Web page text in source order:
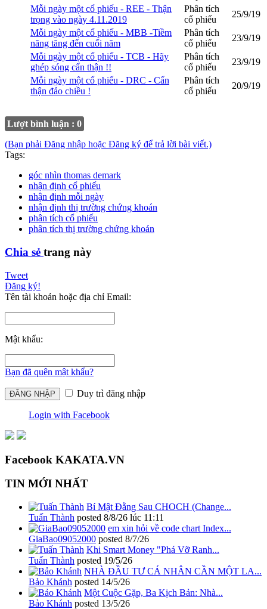
Mỗi ngày một cổ phiếu - REE - Thận
trọng vào ngày 4.11.2019
Phân tích
cổ phiếu
25/9/19
Mỗi ngày một cổ phiếu - MBB -Tiềm
năng tăng đến cuối năm
Phân tích
cổ phiếu
23/9/19
Mỗi ngày một cổ phiếu - TCB - Hãy
ghép sóng cẩn thận !!
Phân tích
cổ phiếu
23/9/19
Mỗi ngày một cổ phiếu - DRC - Cẩn
thận đảo chiều !
Phân tích
cổ phiếu
20/9/19
Lượt bình luận : 0
(Bạn phải Đăng nhập hoặc Đăng ký để trả lời bài viết.)
Tags:
góc nhìn thomas demark
nhận định cổ phiếu
nhận định mỗi ngày
nhận định thị trường chứng khoán
phân tích cổ phiếu
phân tích thị trường chứng khoán
Chia sẻ trang này
Tweet
Đăng ký!
Tên tài khoản hoặc địa chỉ Email:
Mật khẩu:
Bạn đã quên mật khẩu?
Duy trì đăng nhập
Login with Facebook
Facebook KAKATA.VN
TIN MỚI NHẤT
Bí Mật Đằng Sau CHOCH (Change...
Tuấn Thành posted 8/8/26 lúc 11:11
em xin hỏi về code chart Index...
GiaBao09052000 posted 8/7/26
Khi Smart Money "Phá Vỡ Ranh...
Tuấn Thành posted 19/5/26
NHÀ ĐẦU TƯ CÁ NHÂN CẦN MỘT LA...
Bảo Khánh posted 14/5/26
Một Cuộc Gặp, Ba Kịch Bản: Nhà...
Bảo Khánh posted 13/5/26